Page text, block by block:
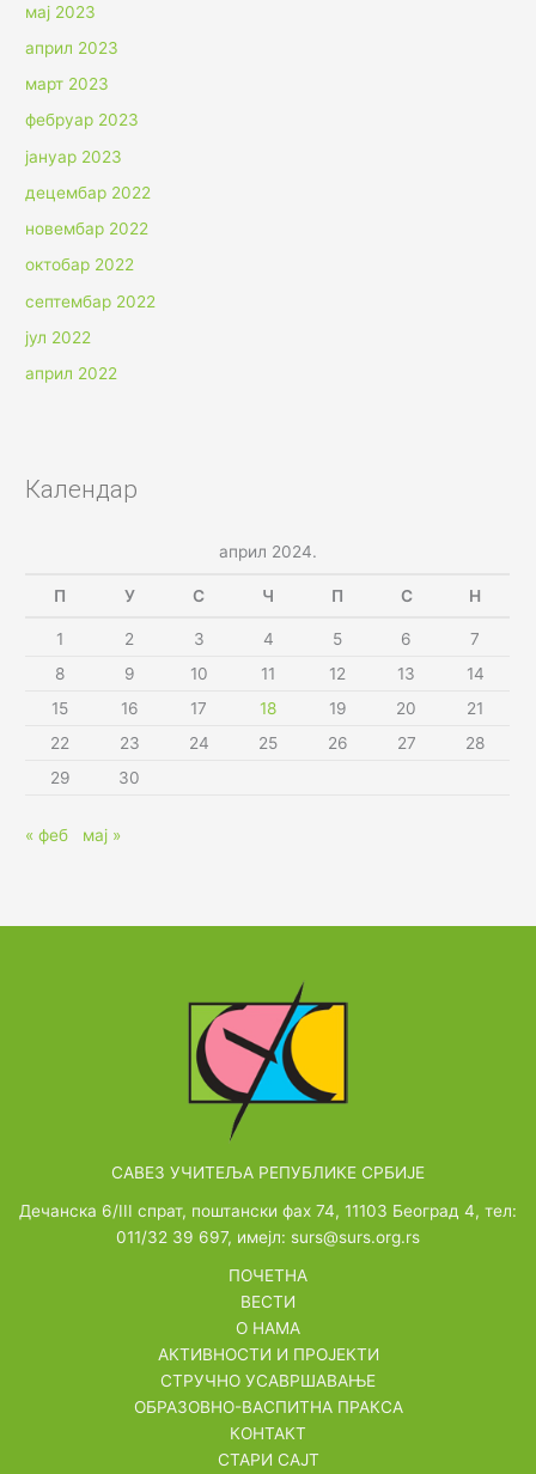
мај 2023
април 2023
март 2023
фебруар 2023
јануар 2023
децембар 2022
новембар 2022
октобар 2022
септембар 2022
јул 2022
април 2022
Календар
април 2024.
П У С Ч П С Н
1 2 3 4 5 6
7
8
9 10 11 12 13
14
15
16 17 18 19 20
21
22
23 24 25 26 27
28
29
30
« феб мај »
САВЕЗ УЧИТЕЉА РЕПУБЛИКЕ СРБИЈЕ
Дечанска 6/III спрат, поштански фах 74, 11103 Београд 4, тел:
011/32 39 697, имејл: surs@surs.org.rs
ПОЧЕТНА
ВЕСТИ
О НАМА
АКТИВНОСТИ И ПРОЈЕКТИ
СТРУЧНО УСАВРШАВАЊЕ
ОБРАЗОВНО-ВАСПИТНА ПРАКСА
КОНТАКТ
СТАРИ САЈТ